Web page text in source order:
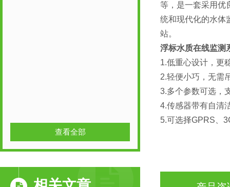
查看全部
等，是一套采用优
统和现代化的水体
站。
浮标水质在线监测
1.低重心设计，更
2.轻便小巧，无需
3.多个参数可选，
4.传感器带有自清
5.可选择GPRS、